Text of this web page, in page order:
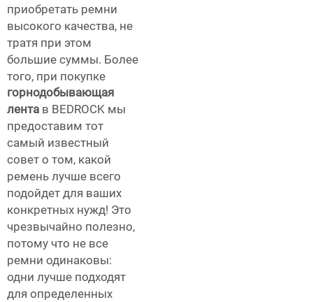
приобретать ремни
высокого качества, не
тратя при этом
большие суммы. Более
того, при покупке
горнодобывающая
лента в BEDROCK мы
предоставим тот
самый известный
совет о том, какой
ремень лучше всего
подойдет для ваших
конкретных нужд! Это
чрезвычайно полезно,
потому что не все
ремни одинаковы:
одни лучше подходят
для определенных